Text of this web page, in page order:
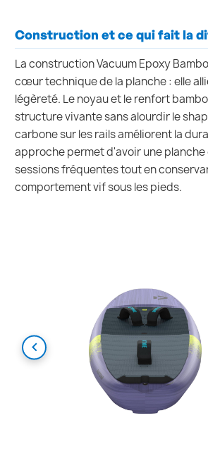
Construction et ce qui fait la
La construction Vacuum Epoxy
cœur technique de la planche : elle
légèreté. Le noyau et le renfort
structure vivante sans alourdir le
carbone sur les rails améliorent la
approche permet d'avoir une planche
sessions fréquentes tout en
comportement vif sous les pieds.